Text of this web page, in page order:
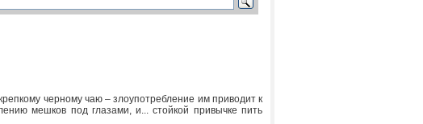
черному чаю – злоупотребление им приводит к
мешков под глазами, и... стойкой привычке пить